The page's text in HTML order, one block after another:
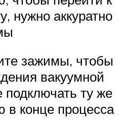
нужно аккуратно
зажимы, чтобы
вакуумной
ту же
конце процесса